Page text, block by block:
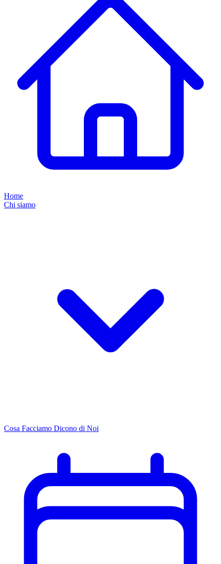
Home
Chi siamo
Cosa Facciamo Dicono di Noi